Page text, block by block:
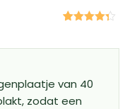
gebaseerd
van 40
zodat een